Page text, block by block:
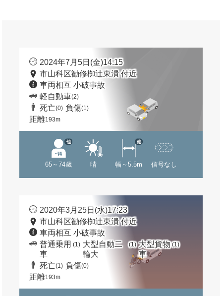
2024年7月5日(金)14:15
市山科区勧修椥辻東潰 付近
車両相互 小破事故
軽自動車(2)
死亡(0) 負傷(1)
距離193m
65～74歳
他
晴 幅～5.5m
他
信号なし
2020年3月25日(水)17:23
市山科区勧修椥辻東潰 付近
車両相互 小破事故
普通乗用
車
(1) 大型自動二
輪大
(1) 大型貨物
車
(1)
死亡(1) 負傷(0)
距離193m